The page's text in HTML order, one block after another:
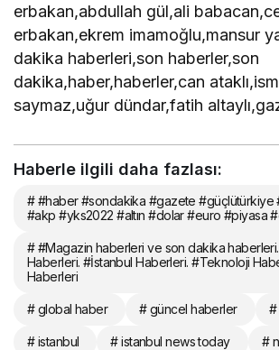
erbakan,abdullah gül,ali
erbakan,ekrem imamoğlu,mansur
dakika haberleri,son haberler,son
dakika,haber,haberler,can
saymaz,uğur dündar,fatih
Haberle ilgili daha fazlası:
# #haber #sondakika #gazete #güçlütürkiye
#akp #yks2022 #altın #dolar #euro #piyasa
# #Magazin haberleri ve son dakika
Haberleri. #İstanbul Haberleri. #Teknoloji
Haberleri
# global haber # güncel haberler #
# istanbul # istanbul news today #